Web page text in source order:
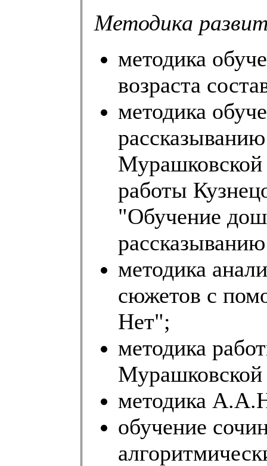
Методика
методика
возраста
методика
работы
"Обучение
методика
сюжетов с
Нет";
методика
Мурашковской
методика
обучение